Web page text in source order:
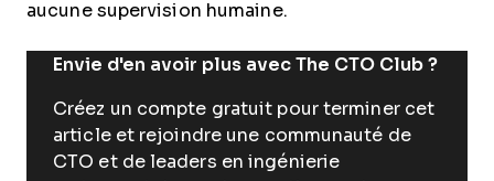
aucune supervision humaine.
Envie d'en avoir plus avec The CTO Club ?
Créez un compte gratuit pour terminer cet
article et rejoindre une communauté de
CTO et de leaders en ingénierie